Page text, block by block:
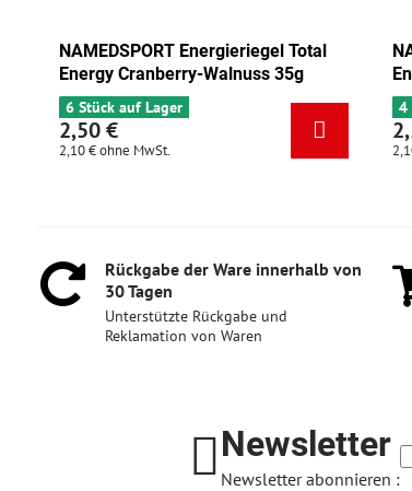
Total
NAMEDSPORT Energieriegel Total
Energy Schokolade-Aprikose 35g
4 Stück auf Lager
2,10 €
Rückgabe der Ware innerhalb von
30 Tagen
Unterstützte Rückgabe und
Reklamation von Waren
Newsletter
Newsletter abonnieren :